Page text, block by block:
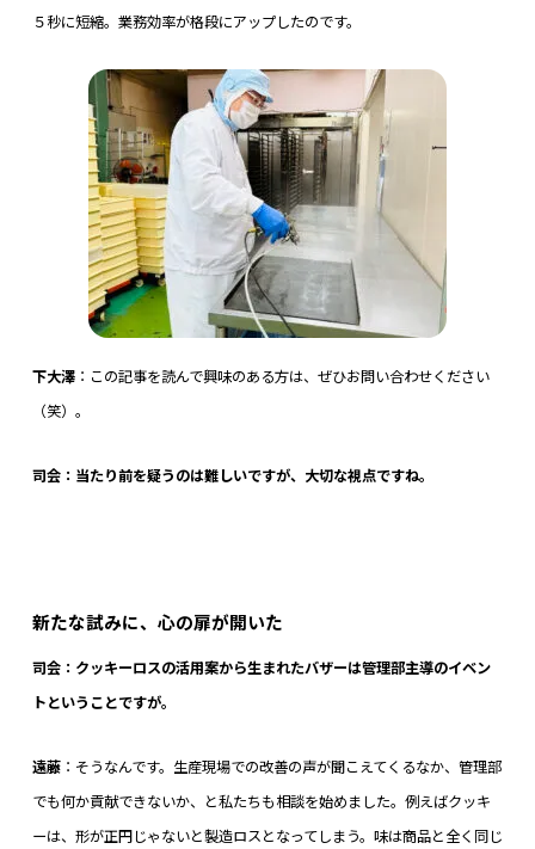
５秒に短縮。業務効率が格段にアップしたのです。
下大澤：この記事を読んで興味のある方は、ぜひお問い合わせください
（笑）。
司会：当たり前を疑うのは難しいですが、大切な視点ですね。
新たな試みに、心の扉が開いた
司会：クッキーロスの活用案から生まれたバザーは管理部主導のイベン
トということですが。
遠藤：そうなんです。生産現場での改善の声が聞こえてくるなか、管理部
でも何か貢献できないか、と私たちも相談を始めました。例えばクッキ
ーは、形が正円じゃないと製造ロスとなってしまう。味は商品と全く同じ